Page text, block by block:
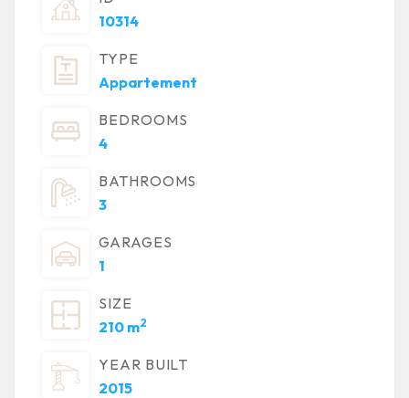
10314
TYPE
Appartement
BEDROOMS
4
BATHROOMS
3
GARAGES
1
SIZE
210 m2
YEAR BUILT
2015